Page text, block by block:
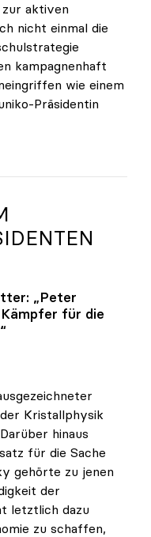
aktiven
nicht einmal die
kampagnenhaft
wie einem
Präsidentin
irritiert über
„Peter
für die
Kristallphysik
hinaus
für die Sache
gehörte zu jenen
der
letztlich dazu
zu schaffen,